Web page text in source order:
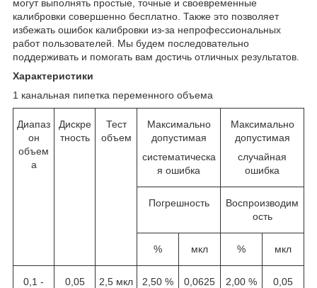
могут выполнять простые, точные и своевременные
калибровки совершенно бесплатно. Также это позволяет
избежать ошибок калибровки из-за непрофессиональных
работ пользователей. Мы будем последовательно
поддерживать и помогать вам достичь отличных результатов.
Характеристики
1 канальная пипетка переменного объема
Диапаз
он
объем
а
Дискре
тность
Тест
объем
Максимально
допустимая
систематическа
я ошибка
Максимально
допустимая
случайная
ошибка
Погрешность
Воспроизводим
ость
% мкл % мкл
0,1 -
0,05
2,5 мкл 2,50 % 0,0625 2,00 % 0,05